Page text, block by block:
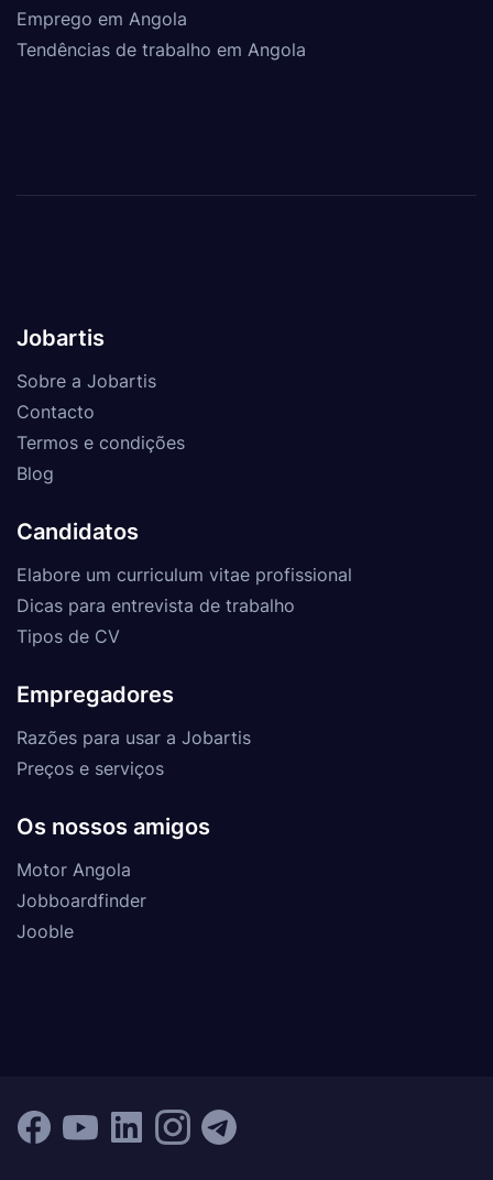
Emprego em Angola
Tendências de trabalho em Angola
Jobartis
Sobre a Jobartis
Contacto
Termos e condições
Blog
Candidatos
Elabore um curriculum vitae profissional
Dicas para entrevista de trabalho
Tipos de CV
Empregadores
Razões para usar a Jobartis
Preços e serviços
Os nossos amigos
Motor Angola
Jobboardfinder
Jooble